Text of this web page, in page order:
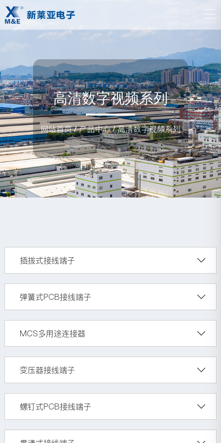
高清数字视频系列
网站首页/产品中心/高清数字视频系列
插拔式接线端子
弹簧式PCB接线端子
MCS多用途连接器
变压器接线端子
螺钉式PCB接线端子